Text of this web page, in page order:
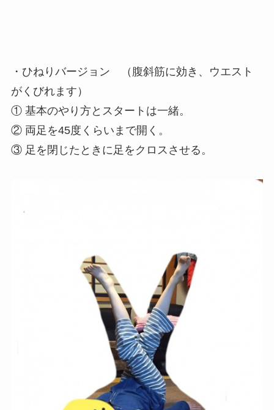
・ひねりバージョン （腹斜筋に効き、ウエスト
がくびれます）
① 基本のやり方とスタートは一緒。
② 両足を45度くらいまで開く。
③ 足を閉じたときに足をクロスさせる。